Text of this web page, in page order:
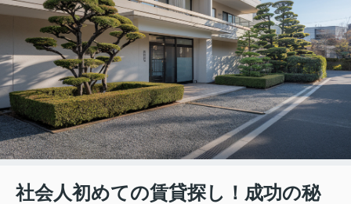
社会人初めての賃貸探し！成功の秘